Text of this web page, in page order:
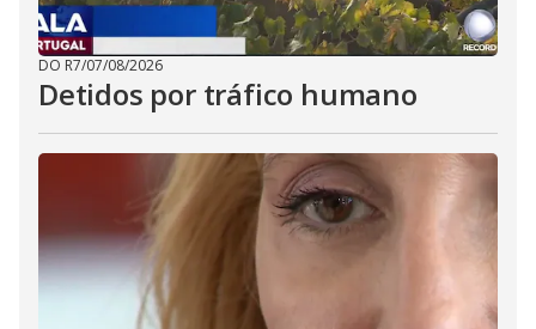
DO R7/07/08/2026
Detidos por tráfico humano